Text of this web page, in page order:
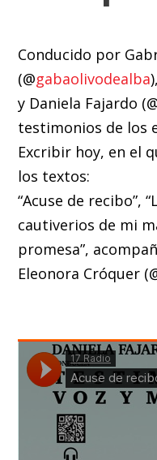
Conducido por
(⁠@gabaolivodealba
y Daniela Fajardo
testimonios de los
Excribir hoy, en el
los textos:
“Acuse de recibo”,
cautiverios de mi
promesa”,
Eleonora Cróquer